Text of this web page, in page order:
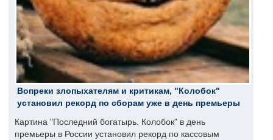
Вопреки злопыхателям и критикам, "Колобок"
установил рекорд по сборам уже в день премьеры
Картина "Последний богатырь. Колобок" в день
премьеры в России установил рекорд по кассовым